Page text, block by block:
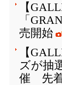
【
「
売開始
【
ズが抽
催 先着